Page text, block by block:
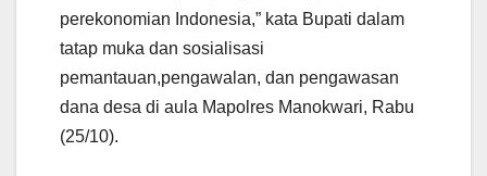
perekonomian Indonesia,” kata Bupati dalam
tatap muka dan sosialisasi
pemantauan,pengawalan, dan pengawasan
dana desa di aula Mapolres Manokwari, Rabu
(25/10).